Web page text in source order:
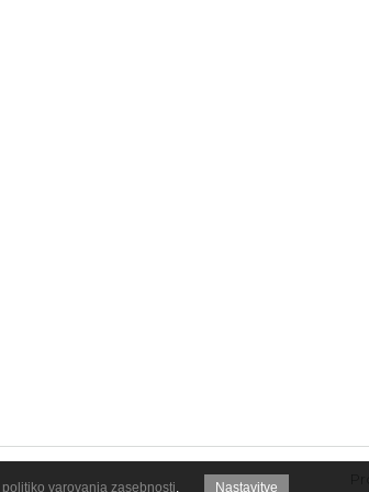
politiko varovanja zasebnosti. Nastavitve